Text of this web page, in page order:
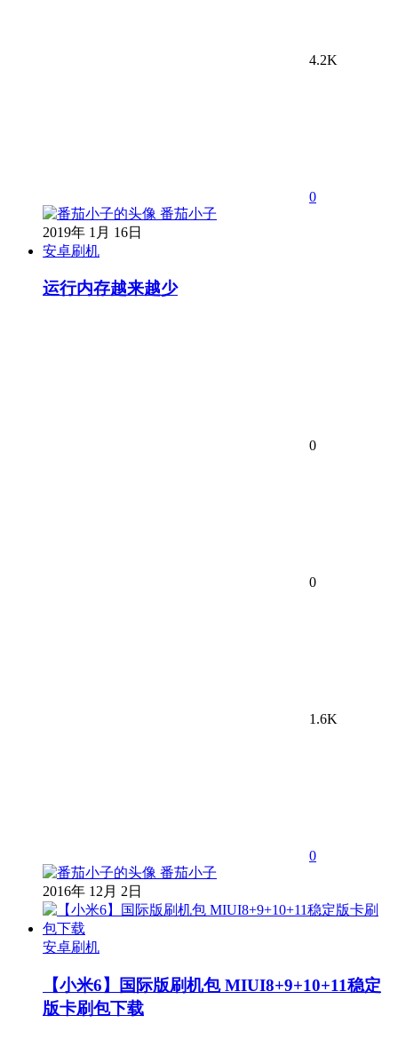
4.2K
0
番茄小子
2019年 1月 16日
安卓刷机
运行内存越来越少
0
0
1.6K
0
番茄小子
2016年 12月 2日
安卓刷机
【小米6】国际版刷机包 MIUI8+9+10+11稳定
版卡刷包下载